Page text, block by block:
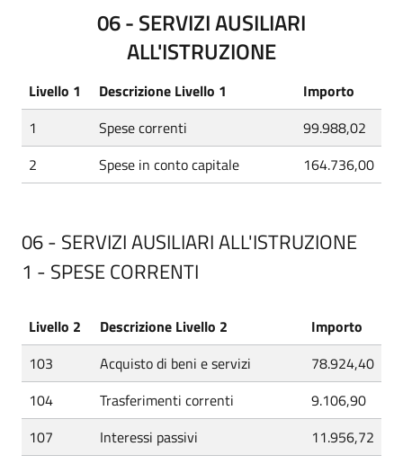
06 - SERVIZI AUSILIARI
ALL'ISTRUZIONE
Livello 1 Descrizione Livello 1
Importo
1
Spese correnti
99.988,02
2
Spese in conto capitale 164.736,00
06 - SERVIZI AUSILIARI ALL'ISTRUZIONE
1 - SPESE CORRENTI
Livello 2 Descrizione Livello 2
Importo
103
Acquisto di beni e servizi
78.924,40
104
Trasferimenti correnti
9.106,90
107
Interessi passivi 11.956,72